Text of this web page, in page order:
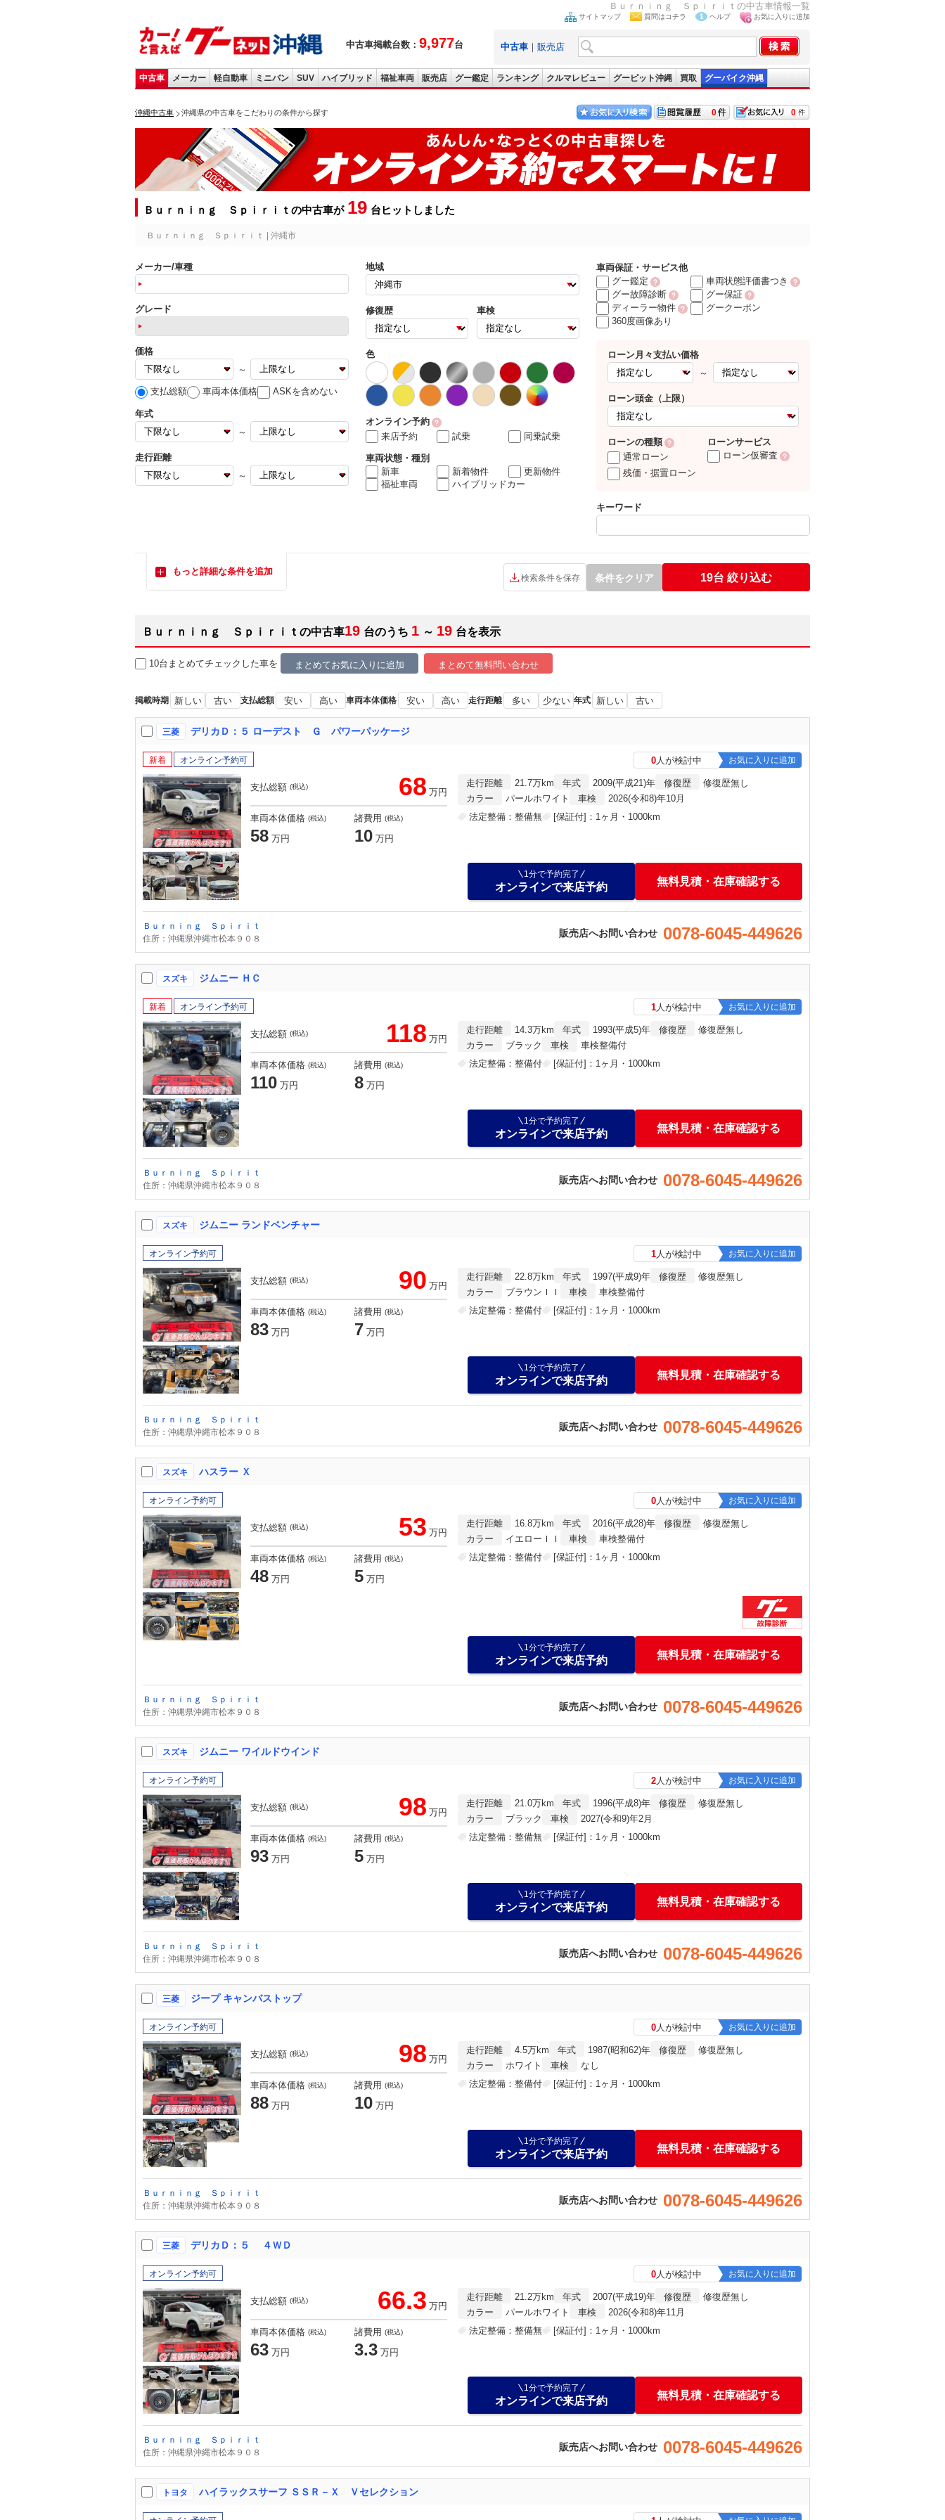
Ｂｕｒｎｉｎｇ Ｓｐｉｒｉｔの中古車情報一覧
中古車掲載台数： 9,977台
サイトマップ 質問はコチラ ヘルプ お気に入りに追加
中古車 ｜ 販売店
中古車 メーカー 軽自動車 ミニバン SUV ハイブリッド 福祉車両 販売店 グー鑑定 ランキング クルマレビュー グーピット沖縄 買取 グーバイク沖縄
沖縄中古車 沖縄県の中古車をこだわりの条件から探す 0
0
Ｂｕｒｎｉｎｇ Ｓｐｉｒｉｔの中古車が 19 台ヒットしました
Ｂｕｒｎｉｎｇ Ｓｐｉｒｉｔ | 沖縄市
メーカー/車種
グレード
価格
～
支払総額 車両本体価格 ASKを含めない
年式
～
走行距離
～
地域
修復歴 車検
色
オンライン予約
来店予約
試乗 同乗試乗
車両状態・種別
新車
新着物件
更新物件
福祉車両
ハイブリッドカー
車両保証・サービス他
グー鑑定
車両状態評価書つき
グー故障診断
グー保証
ディーラー物件
グークーポン
360度画像あり
ローン月々支払い価格
～
ローン頭金（上限）
ローンの種類
通常ローン
残価・据置ローン
ローンサービス
ローン仮審査
キーワード
もっと詳細な条件を追加
検索条件を保存 条件をクリア 19台 絞り込む
Ｂｕｒｎｉｎｇ Ｓｐｉｒｉｔの中古車19 台のうち 1 ～ 19 台を表示
10台まとめてチェック した車を まとめてお気に入りに追加 まとめて無料問い合わせ
掲載時期 新しい 古い 支払総額 安い 高い 車両本体価格 安い 高い 走行距離 多い 少ない 年式 新しい 古い
三菱 デリカＤ：５ ローデスト Ｇ パワーパッケージ
新着 オンライン予約可 0人が検討中 お気に入りに追加
支払総額 (税込) 68 万円
車両本体価格 (税込)
58 万円
諸費用 (税込)
10 万円
走行距離 21.7万km 年式 2009(平成21)年 修復歴
修復歴無し
カラー
パールホワイト 車検
2026(令和8)年10月
法定整備：整備無
[保証付]：1ヶ月・1000km
1分で予約完了
オンラインで来店予約 無料見積・在庫確認する
Ｂｕｒｎｉｎｇ Ｓｐｉｒｉｔ
住所：沖縄県沖縄市松本９０８
販売店へお問い合わせ 0078-6045-449626
スズキ ジムニー ＨＣ
新着 オンライン予約可 1人が検討中 お気に入りに追加
支払総額 (税込) 118 万円
車両本体価格 (税込)
110 万円
諸費用 (税込)
8 万円
走行距離 14.3万km 年式 1993(平成5)年 修復歴
修復歴無し
カラー
ブラック 車検
車検整備付
法定整備：整備付
[保証付]：1ヶ月・1000km
1分で予約完了
オンラインで来店予約 無料見積・在庫確認する
Ｂｕｒｎｉｎｇ Ｓｐｉｒｉｔ
住所：沖縄県沖縄市松本９０８
販売店へお問い合わせ 0078-6045-449626
スズキ ジムニー ランドベンチャー
オンライン予約可 1人が検討中 お気に入りに追加
支払総額 (税込) 90 万円
車両本体価格 (税込)
83 万円
諸費用 (税込)
7 万円
走行距離 22.8万km 年式 1997(平成9)年 修復歴
修復歴無し
カラー
ブラウンＩＩ 車検
車検整備付
法定整備：整備付
[保証付]：1ヶ月・1000km
1分で予約完了
オンラインで来店予約 無料見積・在庫確認する
Ｂｕｒｎｉｎｇ Ｓｐｉｒｉｔ
住所：沖縄県沖縄市松本９０８
販売店へお問い合わせ 0078-6045-449626
スズキ ハスラー Ｘ
オンライン予約可 0人が検討中 お気に入りに追加
支払総額 (税込) 53 万円
車両本体価格 (税込)
48 万円
諸費用 (税込)
5 万円
走行距離 16.8万km 年式 2016(平成28)年 修復歴
修復歴無し
カラー
イエローＩＩ 車検
車検整備付
法定整備：整備付
[保証付]：1ヶ月・1000km
1分で予約完了
オンラインで来店予約 無料見積・在庫確認する
Ｂｕｒｎｉｎｇ Ｓｐｉｒｉｔ
住所：沖縄県沖縄市松本９０８
販売店へお問い合わせ 0078-6045-449626
スズキ ジムニー ワイルドウインド
オンライン予約可 2人が検討中 お気に入りに追加
支払総額 (税込) 98 万円
車両本体価格 (税込)
93 万円
諸費用 (税込)
5 万円
走行距離 21.0万km 年式 1996(平成8)年 修復歴
修復歴無し
カラー
ブラック 車検
2027(令和9)年2月
法定整備：整備無
[保証付]：1ヶ月・1000km
1分で予約完了
オンラインで来店予約 無料見積・在庫確認する
Ｂｕｒｎｉｎｇ Ｓｐｉｒｉｔ
住所：沖縄県沖縄市松本９０８
販売店へお問い合わせ 0078-6045-449626
三菱 ジープ キャンバストップ
オンライン予約可 0人が検討中 お気に入りに追加
支払総額 (税込) 98 万円
車両本体価格 (税込)
88 万円
諸費用 (税込)
10 万円
走行距離 4.5万km 年式 1987(昭和62)年 修復歴
修復歴無し
カラー
ホワイト 車検
なし
法定整備：整備付
[保証付]：1ヶ月・1000km
1分で予約完了
オンラインで来店予約 無料見積・在庫確認する
Ｂｕｒｎｉｎｇ Ｓｐｉｒｉｔ
住所：沖縄県沖縄市松本９０８
販売店へお問い合わせ 0078-6045-449626
三菱 デリカＤ：５ ４ＷＤ
オンライン予約可 0人が検討中 お気に入りに追加
支払総額 (税込) 66.3 万円
車両本体価格 (税込)
63 万円
諸費用 (税込)
3.3 万円
走行距離 21.2万km 年式 2007(平成19)年 修復歴
修復歴無し
カラー
パールホワイト 車検
2026(令和8)年11月
法定整備：整備無
[保証付]：1ヶ月・1000km
1分で予約完了
オンラインで来店予約 無料見積・在庫確認する
Ｂｕｒｎｉｎｇ Ｓｐｉｒｉｔ
住所：沖縄県沖縄市松本９０８
販売店へお問い合わせ 0078-6045-449626
トヨタ ハイラックスサーフ ＳＳＲ－Ｘ Ｖセレクション